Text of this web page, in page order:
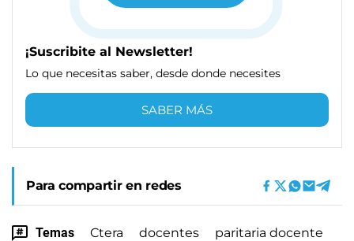
¡Suscribite al Newsletter!
Lo que necesitas saber, desde donde necesites
SABER MÁS
Para compartir en redes
Temas Ctera docentes paritaria docente